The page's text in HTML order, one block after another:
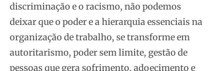
discriminação e o racismo, não podemos
deixar que o poder e a hierarquia essenciais na
organização de trabalho, se transforme em
autoritarismo, poder sem limite, gestão de
pessoas que gera sofrimento, adoecimento e